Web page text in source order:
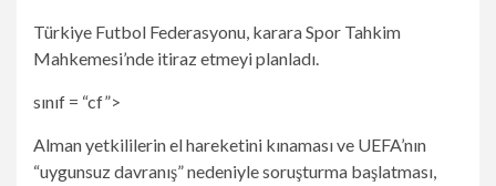
Türkiye Futbol Federasyonu, karara Spor Tahkim
Mahkemesi’nde itiraz etmeyi planladı.
sınıf = “cf”>
Alman yetkililerin el hareketini kınaması ve UEFA’nın
“uygunsuz davranış” nedeniyle soruşturma başlatması,